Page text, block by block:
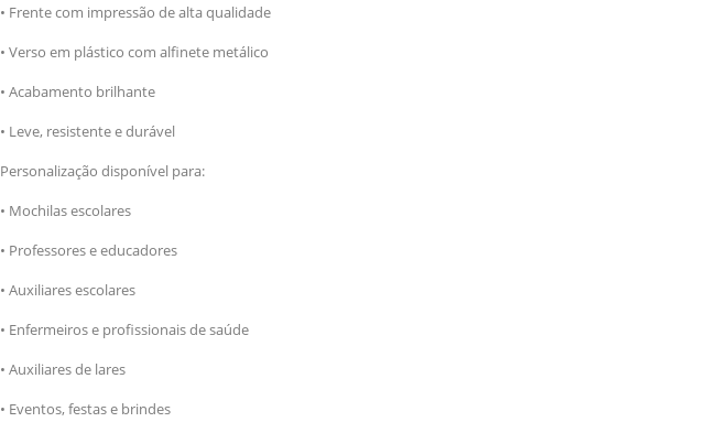
• Frente com impressão de alta qualidade
• Verso em plástico com alfinete metálico
• Acabamento brilhante
• Leve, resistente e durável
Personalização disponível para:
• Mochilas escolares
• Professores e educadores
• Auxiliares escolares
• Enfermeiros e profissionais de saúde
• Auxiliares de lares
• Eventos, festas e brindes